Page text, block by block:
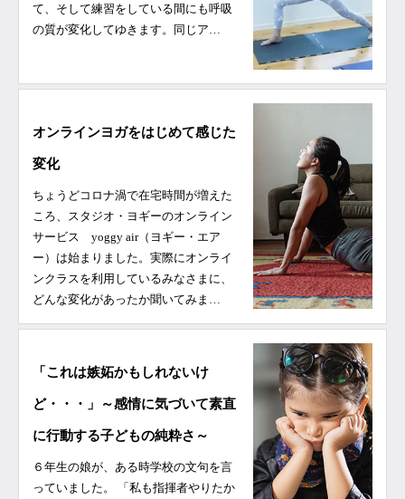
て、そして練習をしている間にも呼吸
の質が変化してゆきます。同じア…
オンラインヨガをはじめて感じた
変化
ちょうどコロナ渦で在宅時間が増えた
ころ、スタジオ・ヨギーのオンライン
サービス yoggy air（ヨギー・エア
ー）は始まりました。実際にオンライ
ンクラスを利用しているみなさまに、
どんな変化があったか聞いてみま…
「これは嫉妬かもしれないけ
ど・・・」～感情に気づいて素直
に行動する子どもの純粋さ～
６年生の娘が、ある時学校の文句を言
っていました。 「私も指揮者やりたか